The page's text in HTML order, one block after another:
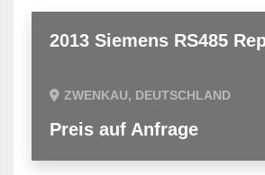
2013 Siemens RS485
ZWENKAU, DEUTSCHLAND
Preis auf Anfrage